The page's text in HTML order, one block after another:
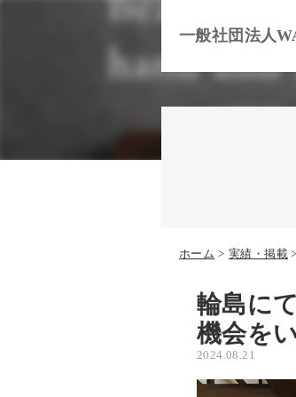
一般社団法人
ホーム 実績・掲載
輪島に
機会を
2024.08.21